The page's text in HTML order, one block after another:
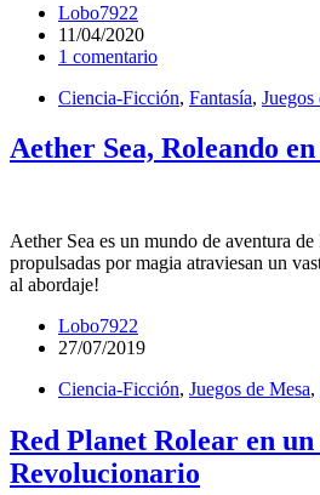
Lobo7922
11/04/2020
1 comentario
Ciencia-Ficción, Fantasía, Juegos
Aether Sea, Roleando
Aether Sea es un mundo de aventura
propulsadas por magia atraviesan un
al abordaje!
Lobo7922
27/07/2019
Ciencia-Ficción, Juegos de Mesa,
Red Planet Rolear en
Revolucionario